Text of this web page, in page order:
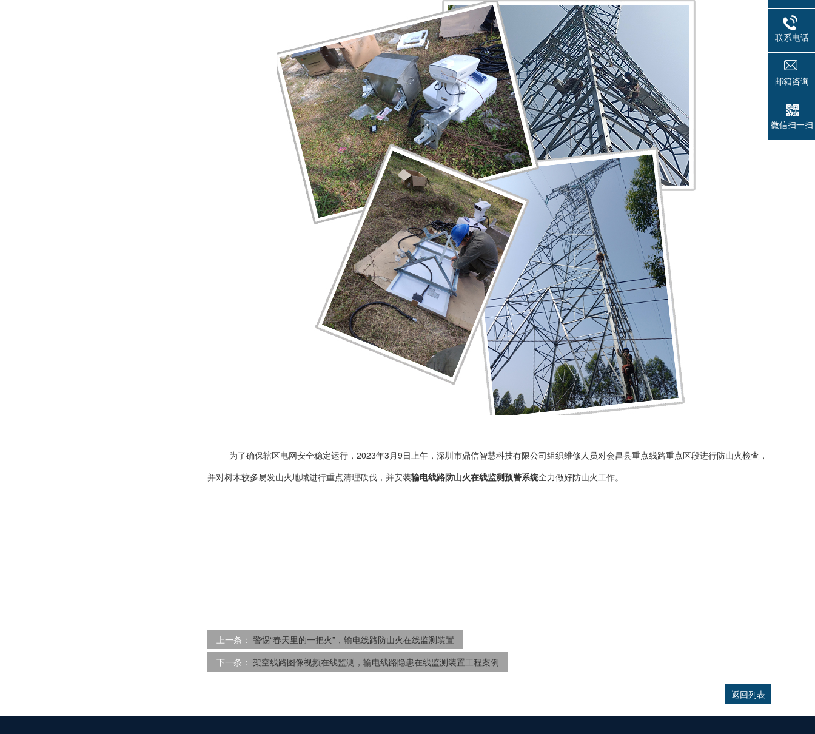
为了确保辖区电网安全稳定运行，2023年3月9日上午，深圳市鼎信智慧科技有限公司组织维修人员对会昌县重点线路重点区段进行防山火检查，
并对树木较多易发山火地域进行重点清理砍伐，并安装输电线路防山火在线监测预警系统全力做好防山火工作。
上一条： 警惕“春天里的一把火”，输电线路防山火在线监测装置
下一条： 架空线路图像视频在线监测，输电线路隐患在线监测装置工程案例
返回列表
联系电话
邮箱咨询
微信扫一扫